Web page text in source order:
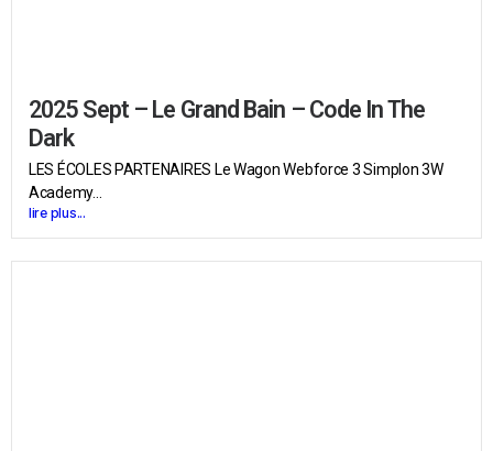
2025 Sept – Le Grand Bain – Code In The
Dark
LES ÉCOLES PARTENAIRES Le Wagon Webforce 3 Simplon 3W
Academy...
lire plus...